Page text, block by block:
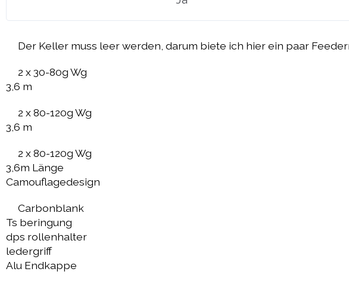
Der Keller muss leer werden, darum biete ich hier ein paar
2 x 30-80g Wg
3,6 m
2 x 80-120g Wg
3,6 m
2 x 80-120g Wg
3,6m Länge
Camouflagedesign
Carbonblank
Ts beringung
dps rollenhalter
ledergriff
Alu Endkappe